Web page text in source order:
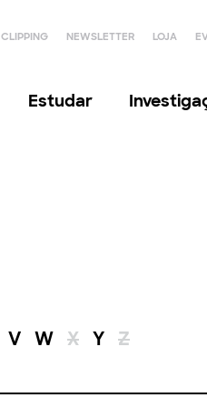
CLIPPING NEWSLETTER LOJA
Estudar
V W X Y Z